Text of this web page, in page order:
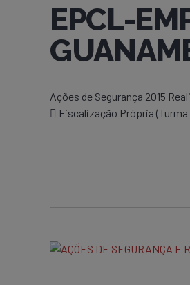
EPCL-
Ações de Segurança 2015
 Fiscalização Própria (Turma